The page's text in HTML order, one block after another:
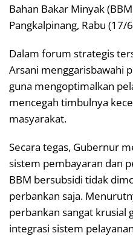
Bahan Bakar Minyak
Pangkalpinang, Rabu (17/
Dalam forum strategis
Arsani menggarisbawahi
guna mengoptimalkan
mencegah timbulnya
masyarakat.
​Secara tegas, Gubernur
sistem pembayaran dan
BBM bersubsidi tidak
perbankan saja.
perbankan sangat krusial
integrasi sistem